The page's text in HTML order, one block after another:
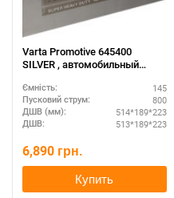
Varta Promotive 645400
SILVER , автомобильный
Промотив , емкость - 145
Ампер/часов, размер: 514 Х
189 Х 223 , пуск. Ток: 800
Ампер.
Ємність: 145
Пусковий струм: 800
ДШВ (мм): 514*189*223
ДШВ: 513*189*223
6,890 грн.
Купить